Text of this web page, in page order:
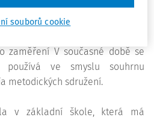
předpisů znamenaly totéž
zaměření V současné době se
ve smyslu souhrnu
metodických sdružení.
v základní škole, která má
souborů cookie